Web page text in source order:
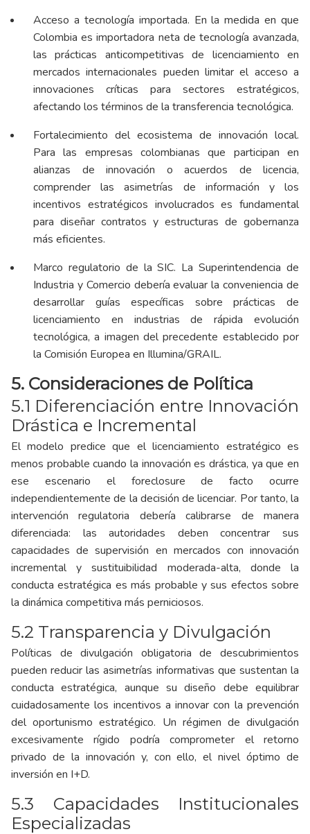
Acceso a tecnología importada. En la medida en que
Colombia es importadora neta de tecnología avanzada,
las prácticas anticompetitivas de licenciamiento en
mercados internacionales pueden limitar el acceso a
innovaciones críticas para sectores estratégicos,
afectando los términos de la transferencia tecnológica.
Fortalecimiento del ecosistema de innovación local.
Para las empresas colombianas que participan en
alianzas de innovación o acuerdos de licencia,
comprender las asimetrías de información y los
incentivos estratégicos involucrados es fundamental
para diseñar contratos y estructuras de gobernanza
más eficientes.
Marco regulatorio de la SIC. La Superintendencia de
Industria y Comercio debería evaluar la conveniencia de
desarrollar guías específicas sobre prácticas de
licenciamiento en industrias de rápida evolución
tecnológica, a imagen del precedente establecido por
la Comisión Europea en Illumina/GRAIL.
5. Consideraciones de Política
5.1 Diferenciación entre Innovación
Drástica e Incremental
El modelo predice que el licenciamiento estratégico es
menos probable cuando la innovación es drástica, ya que en
ese escenario el foreclosure de facto ocurre
independientemente de la decisión de licenciar. Por tanto, la
intervención regulatoria debería calibrarse de manera
diferenciada: las autoridades deben concentrar sus
capacidades de supervisión en mercados con innovación
incremental y sustituibilidad moderada-alta, donde la
conducta estratégica es más probable y sus efectos sobre
la dinámica competitiva más perniciosos.
5.2 Transparencia y Divulgación
Políticas de divulgación obligatoria de descubrimientos
pueden reducir las asimetrías informativas que sustentan la
conducta estratégica, aunque su diseño debe equilibrar
cuidadosamente los incentivos a innovar con la prevención
del oportunismo estratégico. Un régimen de divulgación
excesivamente rígido podría comprometer el retorno
privado de la innovación y, con ello, el nivel óptimo de
inversión en I+D.
5.3 Capacidades Institucionales
Especializadas